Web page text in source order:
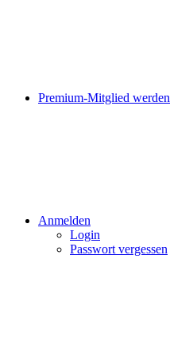
Premium-Mitglied werden
Anmelden
Login
Passwort vergessen